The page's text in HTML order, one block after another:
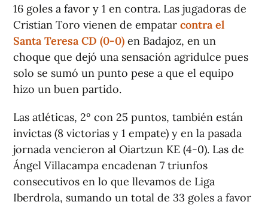
16 goles a favor y 1 en contra. Las jugadoras de
Cristian Toro vienen de empatar contra el
Santa Teresa CD (0-0) en Badajoz, en un
choque que dejó una sensación agridulce pues
solo se sumó un punto pese a que el equipo
hizo un buen partido.
Las atléticas, 2º con 25 puntos, también están
invictas (8 victorias y 1 empate) y en la pasada
jornada vencieron al Oiartzun KE (4-0). Las de
Ángel Villacampa encadenan 7 triunfos
consecutivos en lo que llevamos de Liga
Iberdrola, sumando un total de 33 goles a favor